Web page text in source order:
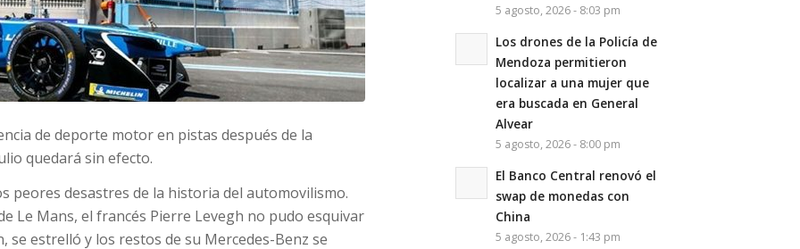
de deporte motor en pistas después de la
quedará sin efecto.
peores desastres de la historia del automovilismo.
Le Mans, el francés Pierre Levegh no pudo esquivar
se estrelló y los restos de su Mercedes-Benz se
5 agosto, 2026 - 8:03 pm
Los drones de la Policía de
Mendoza permitieron
localizar a una mujer que
era buscada en General
Alvear
5 agosto, 2026 - 8:00 pm
El Banco Central renovó el
swap de monedas con
China
5 agosto, 2026 - 1:43 pm